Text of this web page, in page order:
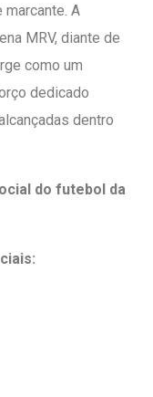
A
MRV, diante de
como um
dedicado
dentro
do futebol da